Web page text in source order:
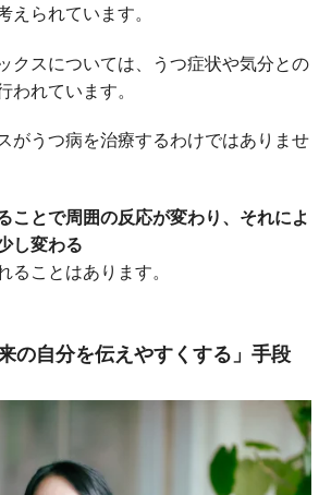
えられています。
クスについては、うつ症状や気分との
われています。
がうつ病を治療するわけではありませ
ことで周囲の反応が変わり、それによ
し変わる
ることはあります。
の自分を伝えやすくする」手段